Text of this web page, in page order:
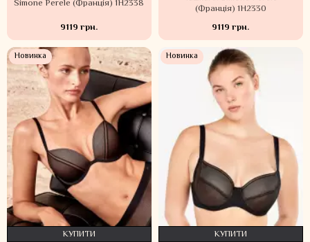
Simone Perele (Франція) 1H2338
9119 грн.
(Франція) 1H2330
9119 грн.
Новинка
КУПИТИ
Новинка
КУПИТИ